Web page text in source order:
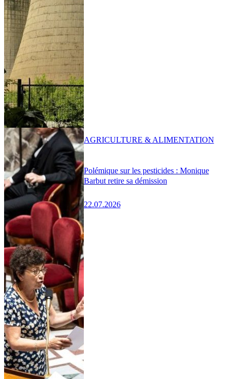
Polémique sur les pesticides : Monique
Barbut retire sa démission
22.07.2026
AGRICULTURE & ALIMENTATION